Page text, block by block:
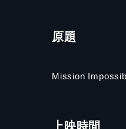
原題
Mission
上映時間